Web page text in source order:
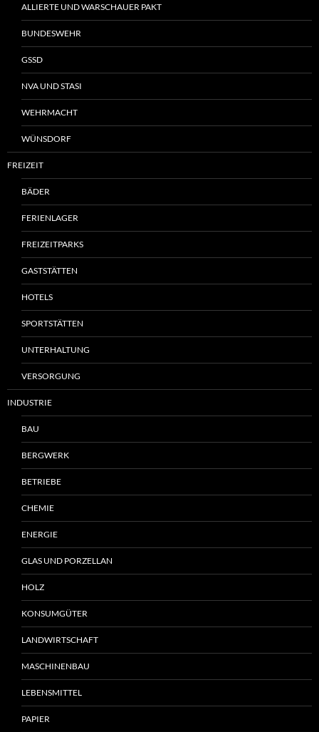
ALLIERTE UND WARSCHAUER PAKT
BUNDESWEHR
GSSD
NVA UND STASI
WEHRMACHT
WÜNSDORF
FREIZEIT
BÄDER
FERIENLAGER
FREIZEITPARKS
GASTSTÄTTEN
HOTELS
SPORTSTÄTTEN
UNTERHALTUNG
VERSORGUNG
INDUSTRIE
BAU
BERGWERK
BETRIEBE
CHEMIE
ENERGIE
GLAS UND PORZELLAN
HOLZ
KONSUMGÜTER
LANDWIRTSCHAFT
MASCHINENBAU
LEBENSMITTEL
PAPIER